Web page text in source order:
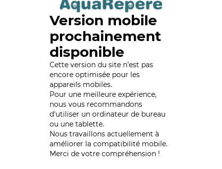
Version mobile
prochainement
disponible
Cette version du site n’est pas
encore optimisée pour les
appareils mobiles.
Pour une meilleure expérience,
nous vous recommandons
d'utiliser un ordinateur de bureau
ou une tablette.
Nous travaillons actuellement à
améliorer la compatibilité mobile.
Merci de votre compréhension !